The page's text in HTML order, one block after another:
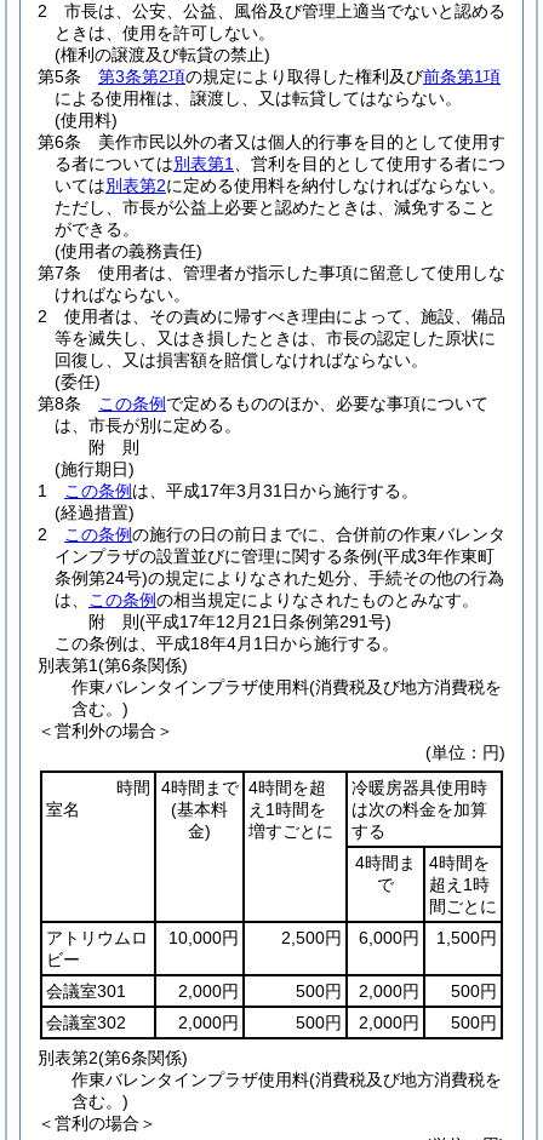
2
市長は、公安、公益、風俗及び管理上適当でないと認める
ときは、使用を許可しない。
(権利の譲渡及び転貸の禁止)
第5条
第3条第2項の規定により取得した権利及び前条第1項
による使用権は、譲渡し、又は転貸してはならない。
(使用料)
第6条
美作市民以外の者又は個人的行事を目的として使用す
る者については別表第1
、営利を目的として使用する者につ
いては別表第2に定める使用料を納付しなければならない。
ただし、市長が公益上必要と認めたときは、減免すること
ができる。
(使用者の義務責任)
第7条
使用者は、管理者が指示した事項に留意して使用しな
ければならない。
2
使用者は、その責めに帰すべき理由によって、施設、備品
等を滅失し、又はき損したときは、市長の認定した原状に
回復し、又は損害額を賠償しなければならない。
(委任)
第8条
この条例 で定めるもののほか、必要な事項について
は、市長が別に定める。
附 則
(施行期日)
1
この条例 は、平成17年3月31日から施行する。
(経過措置)
2
この条例の施行の日の前日までに、合併前の作東バレンタ
インプラザの設置並びに管理に関する条例(平成3年作東町
条例第24号)の規定によりなされた処分、手続その他の行為
は、
この条例の相当規定によりなされたものとみなす。
附 則(平成17年12月21日条例第291号)
この条例は、平成18年4月1日から施行する。
別表第1(第6条関係)
作東バレンタインプラザ使用料(消費税及び地方消費税を
含む。)
＜営利外の場合＞
(単位：円)
時間
室名
4時間まで
(基本料
金)
4時間を超
え1時間を
増すごとに
冷暖房器具使用時
は次の料金を加算
する
4時間ま
で
4時間を
超え1時
間ごとに
アトリウムロ
ビー
10,000円 2,500円 6,000円 1,500円
会議室301 2,000円 500円 2,000円
500円
会議室302
2,000円 500円 2,000円
500円
別表第2(第6条関係)
作東バレンタインプラザ使用料(消費税及び地方消費税を
含む。)
＜営利の場合＞